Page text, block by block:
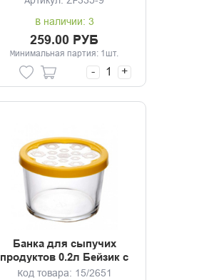
В наличии: 3
259.00 РУБ
Минимальная партия: 1шт.
- +
Банка для сыпучих
продуктов 0.2л Бейзик с
желтой крышкой
Код товара: 15/2651